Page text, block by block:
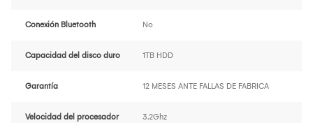
Conexión Bluetooth No
Capacidad del disco duro 1TB HDD
Garantía 12 MESES ANTE FALLAS DE FABRICA
Velocidad del procesador 3.2Ghz